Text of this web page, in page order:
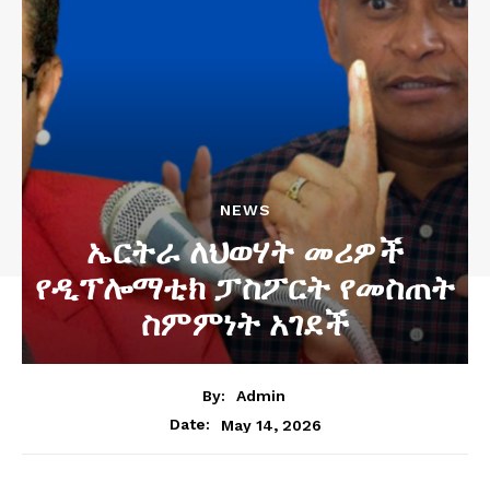
NEWS
ኤርትራ ለህወሃት መሪዎች
የዲፕሎማቲክ ፓስፖርት የመስጠት
ስምምነት አገደች
By:
Admin
Date:
May 14, 2026